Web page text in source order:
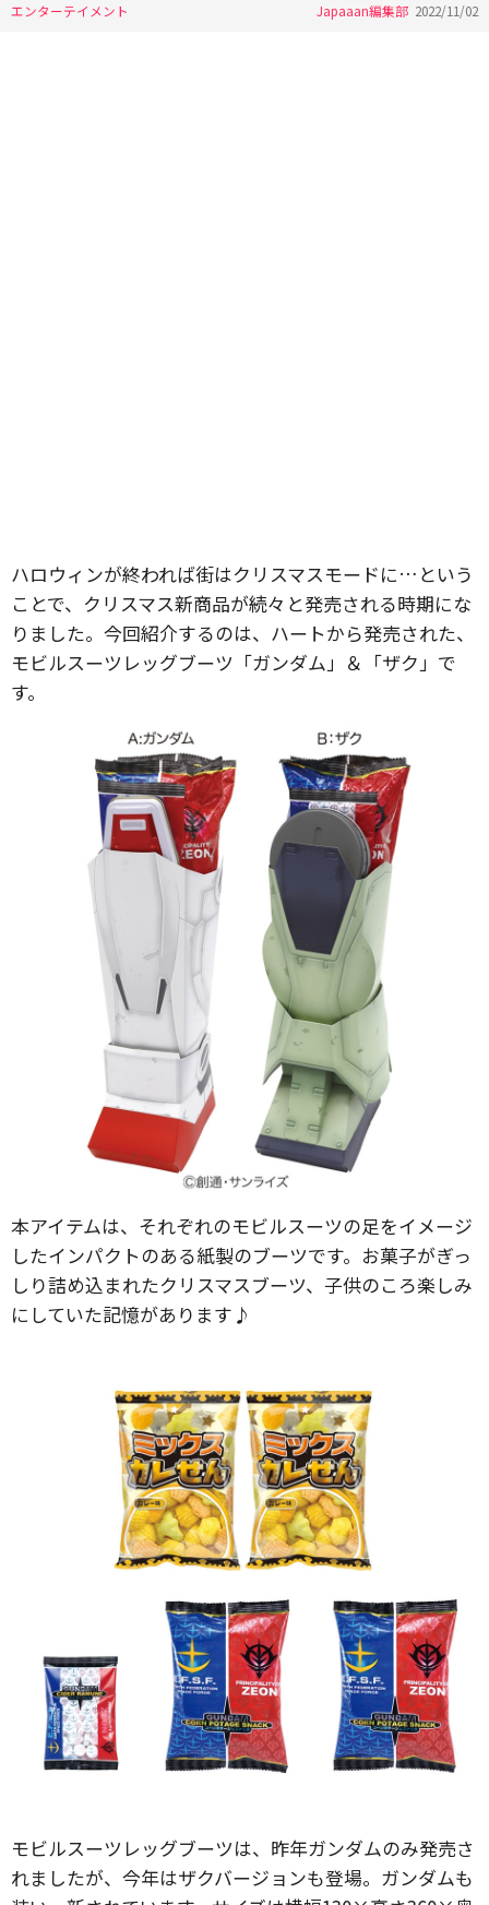
エンターテイメント Japaaan編集部 2022/11/02
ハロウィンが終われば街はクリスマスモードに…という
ことで、クリスマス新商品が続々と発売される時期にな
りました。今回紹介するのは、ハートから発売された、
モビルスーツレッグブーツ「ガンダム」＆「ザク」で
す。
本アイテムは、それぞれのモビルスーツの足をイメージ
したインパクトのある紙製のブーツです。お菓子がぎっ
しり詰め込まれたクリスマスブーツ、子供のころ楽しみ
にしていた記憶があります♪
モビルスーツレッグブーツは、昨年ガンダムのみ発売さ
れましたが、今年はザクバージョンも登場。ガンダムも